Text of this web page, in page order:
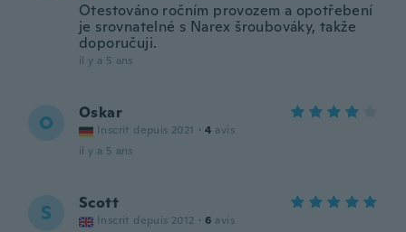
Otestováno ročním provozem a opotřebení
je srovnatelné s Narex šroubováky, takže
doporučuji.
il y a 5 ans
O Oskar
Inscrit depuis 2021 · 4 avis
il y a 5 ans
S Scott
Inscrit depuis 2012 · 6 avis